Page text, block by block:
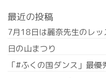
最近の投稿
7月18日は麗奈先生のレッ
日の山まつり
「#ふくの国ダンス」最優